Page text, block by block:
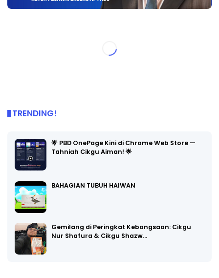
TRENDING!
🌟 PBD OnePage Kini di Chrome Web Store —
Tahniah Cikgu Aiman! 🌟
BAHAGIAN TUBUH HAIWAN
Gemilang di Peringkat Kebangsaan: Cikgu
Nur Shafura & Cikgu Shazw…